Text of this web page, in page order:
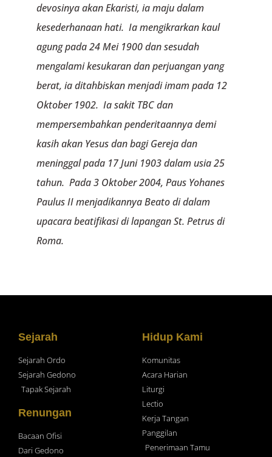
devosinya akan Ekaristi, ia maju dalam
kesederhanaan hati. Ia mengikrarkan kaul
agung pada 24 Mei 1900 dan sesudah
mengalami kesukaran dan perjuangan yang
berat, ia ditahbiskan menjadi imam pada 12
Oktober 1902. Ia sakit TBC dan
mempersembahkan penderitaannya demi
kasih akan Yesus dan bagi Gereja dan
meninggal pada 17 Juni 1903 dalam usia 25
tahun. Pada 3 Oktober 2004, Paus Yohanes
Paulus II menjadikannya Beato di dalam
upacara beatifikasi di lapangan St. Petrus di
Roma.
Sejarah
Sejarah Ordo
Sejarah Gedono
Tapak Sejarah
Renungan
Bacaan Ofisi
Dari Gedono
Hidup Kami
Komunitas
Acara Harian
Liturgi
Lectio
Kerja Tangan
Panggilan
Penerimaan Tamu